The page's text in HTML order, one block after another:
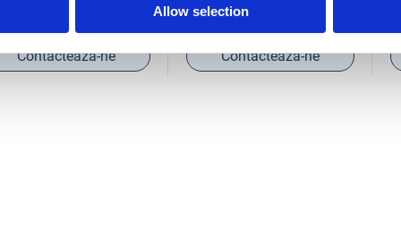
Allow selection
ne Contactează-ne